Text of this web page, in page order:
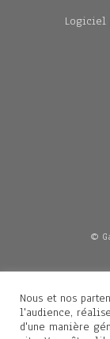
Logiciel
©
Nous et nos
l'audience,
d'une manière